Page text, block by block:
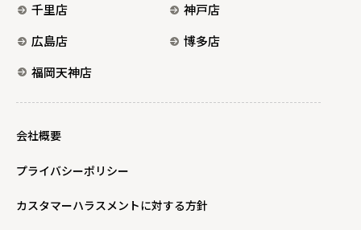
千里店
神戸店
広島店
博多店
福岡天神店
会社概要
プライバシーポリシー
カスタマーハラスメントに対する方針